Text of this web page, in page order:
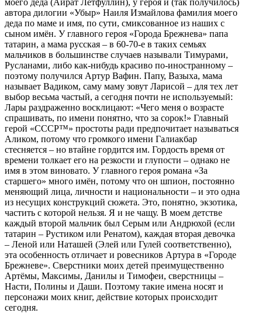
автора дилогии «Убыр» Наиля Измайлова фамилия моего
деда по маме и имя, по сути, смиксованное из наших с
сыном имён. У главного героя «Города Брежнева» папа
татарин, а мама русская – в 60-70-е в таких семьях
мальчиков в большинстве случаев называли Тимурами,
Русланами, либо как-нибудь красиво по-иностранному –
поэтому получился Артур Вафин. Папу, Вазыха, мама
называет Вадиком, саму маму зовут Ларисой – для тех лет
выбор весьма частый, а сегодня почти не используемый:
Лары раздраженно восклицают: «Чего меня о возрасте
спрашивать, по имени понятно, что за сорок!» Главный
герой «СССР™» простоты ради предпочитает называться
Аликом, потому что громкого имени Галиакбар
стесняется – но втайне гордится им. Гордость время от
времени толкает его на резкости и глупости – однако не
имя в этом виновато. У главного героя романа «За
старшего» много имён, потому что он шпион, постоянно
меняющий лица, личности и национальности – и это одна
из несущих конструкций сюжета. Это, понятно, экзотика,
частить с которой нельзя. Я и не чащу. В моем детстве
каждый второй мальчик был Серым или Андрюхой (если
татарин – Рустиком или Ренатом), каждая вторая девочка
– Леной или Наташей (Элей или Гулей соответственно),
эта особенность отличает и ровесников Артура в «Городе
Брежневе». Сверстники моих детей преимущественно
Артёмы, Максимы, Данилы и Тимофеи, сверстницы –
Насти, Полины и Даши. Поэтому такие имена носят и
персонажи моих книг, действие которых происходит
сегодня.